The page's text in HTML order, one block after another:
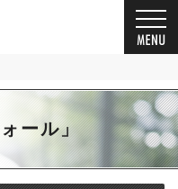
ール」
小住宅・新築注文住宅・建築家なら
京）なら仲村建築店で家づくり